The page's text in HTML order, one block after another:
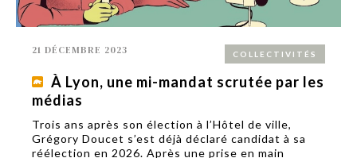
COLLECTIVITÉS
21 DÉCEMBRE 2023
À Lyon, une mi-mandat scrutée par les
médias
Trois ans après son élection à l’Hôtel de ville,
Grégory Doucet s’est déjà déclaré candidat à sa
réélection en 2026. Après une prise en main